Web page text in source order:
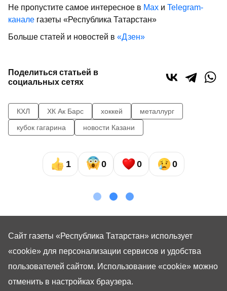
Не пропустите самое интересное в Max и Telegram-
канале газеты «Республика Татарстан»
Больше статей и новостей в «Дзен»
Поделиться статьей в
социальных сетях
КХЛ ХК Ак Барс хоккей
металлург
кубок гагарина
новости Казани
1 0 0 0
Сайт газеты «Республика Татарстан» использует
«cookie» для персонализации сервисов и удобства
пользователей сайтом. Использование «cookie» можно
отменить в настройках браузера.